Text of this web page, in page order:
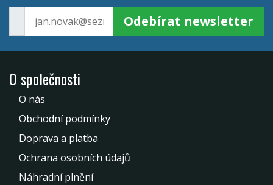
Odebírat newsletter
O společnosti
O nás
Obchodní podmínky
Doprava a platba
Ochrana osobních údajů
Náhradní plnění